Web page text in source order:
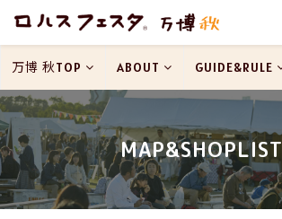
MAP&SHOPLIST
万博 秋TOP ABOUT GUIDE&RULE